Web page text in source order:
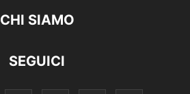
CHI SIAMO
SEGUICI